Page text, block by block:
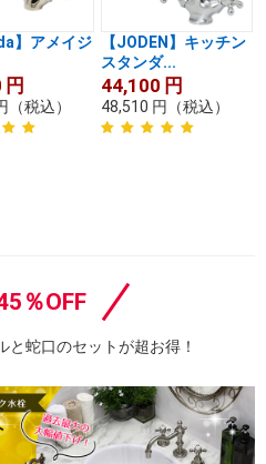
】アメイジ
円
（税込）
【JODEN】キッチン
スタンダ...
44,100 円
48,510 円 （税込）
％OFF
と蛇口のセットが超お得！